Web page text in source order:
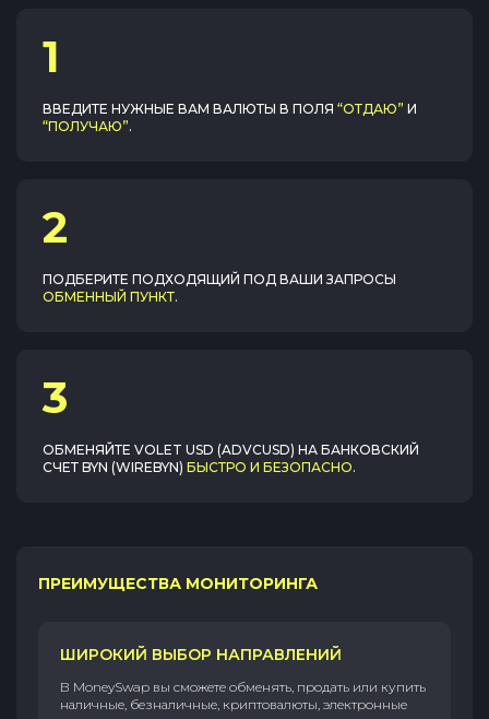
1
ВВЕДИТЕ НУЖНЫЕ ВАМ ВАЛЮТЫ В ПОЛЯ “ОТДАЮ” И
“ПОЛУЧАЮ”.
2
ПОДБЕРИТЕ ПОДХОДЯЩИЙ ПОД ВАШИ ЗАПРОСЫ
ОБМЕННЫЙ ПУНКТ.
3
ОБМЕНЯЙТЕ VOLET USD (ADVCUSD) НА БАНКОВСКИЙ
СЧЕТ BYN (WIREBYN) БЫСТРО И БЕЗОПАСНО.
ПРЕИМУЩЕСТВА МОНИТОРИНГА
ШИРОКИЙ ВЫБОР НАПРАВЛЕНИЙ
В MoneySwap вы сможете обменять, продать или купить
наличные, безналичные, криптовалюты, электронные